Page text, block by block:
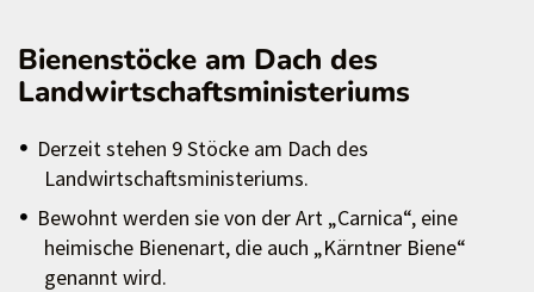
Bienenstöcke am Dach des
Landwirtschaftsministeriums
Derzeit stehen 9 Stöcke am Dach des
Landwirtschaftsministeriums.
Bewohnt werden sie von der Art „Carnica“, eine
heimische Bienenart, die auch „Kärntner Biene“
genannt wird.